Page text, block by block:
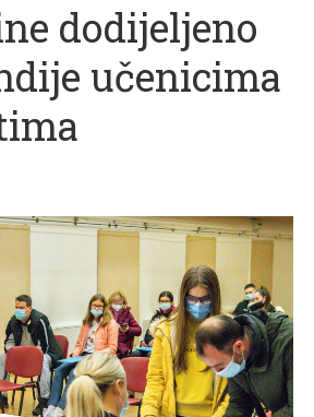
dodijeljeno
učenicima